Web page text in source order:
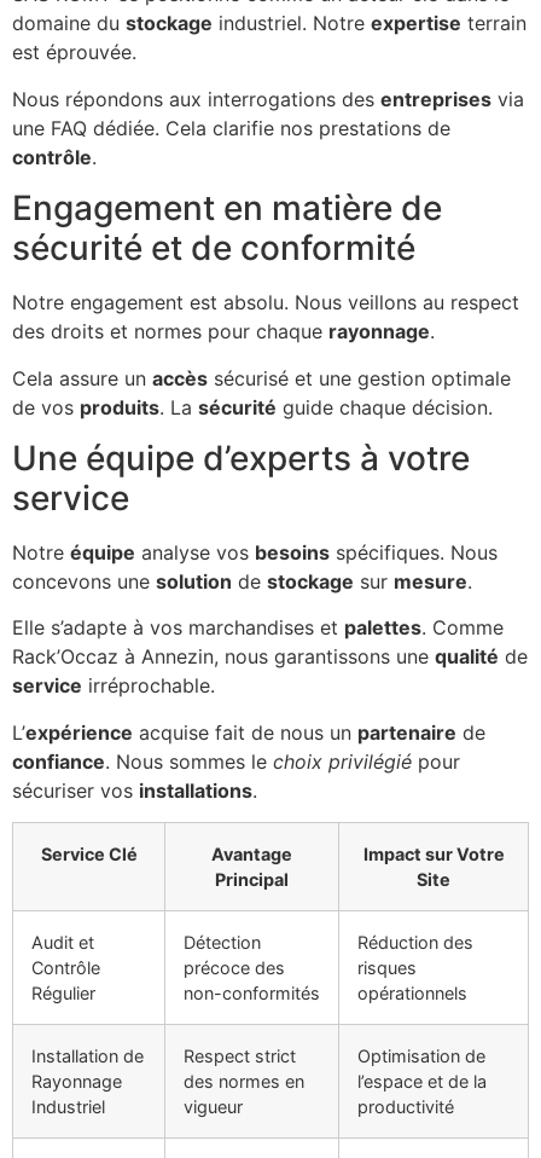
domaine du stockage industriel. Notre expertise terrain
est éprouvée.
Nous répondons aux interrogations des entreprises via
une FAQ dédiée. Cela clarifie nos prestations de
contrôle.
Engagement en matière de
sécurité et de conformité
Notre engagement est absolu. Nous veillons au respect
des droits et normes pour chaque rayonnage.
Cela assure un accès sécurisé et une gestion optimale
de vos produits. La sécurité guide chaque décision.
Une équipe d’experts à votre
service
Notre équipe analyse vos besoins spécifiques. Nous
concevons une solution de stockage sur mesure.
Elle s’adapte à vos marchandises et palettes. Comme
Rack’Occaz à Annezin, nous garantissons une qualité de
service irréprochable.
L’expérience acquise fait de nous un partenaire de
confiance. Nous sommes le choix privilégié pour
sécuriser vos installations.
Service Clé
Avantage
Principal
Impact sur Votre
Site
Audit et
Contrôle
Régulier
Détection
précoce des
non-conformités
Réduction des
risques
opérationnels
Installation de
Rayonnage
Industriel
Respect strict
des normes en
vigueur
Optimisation de
l’espace et de la
productivité